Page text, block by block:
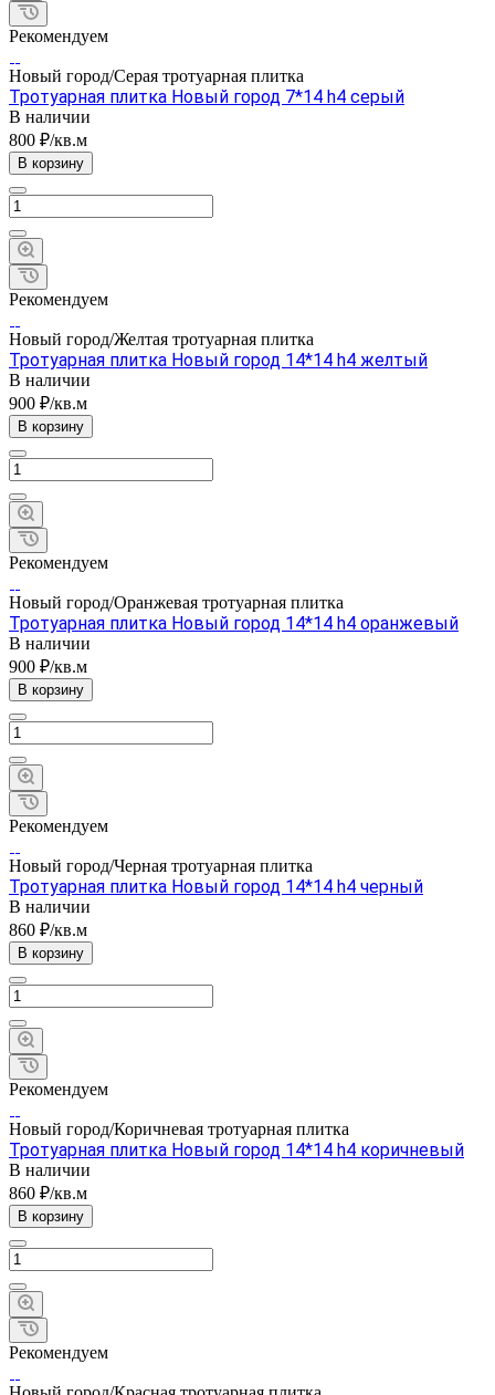
Рекомендуем
Новый город/Серая тротуарная плитка
Тротуарная плитка Новый город 7*14 h4 серый
В наличии
800 ₽/кв.м
В корзину
Рекомендуем
Новый город/Желтая тротуарная плитка
Тротуарная плитка Новый город 14*14 h4 желтый
В наличии
900 ₽/кв.м
В корзину
Рекомендуем
Новый город/Оранжевая тротуарная плитка
Тротуарная плитка Новый город 14*14 h4 оранжевый
В наличии
900 ₽/кв.м
В корзину
Рекомендуем
Новый город/Черная тротуарная плитка
Тротуарная плитка Новый город 14*14 h4 черный
В наличии
860 ₽/кв.м
В корзину
Рекомендуем
Новый город/Коричневая тротуарная плитка
Тротуарная плитка Новый город 14*14 h4 коричневый
В наличии
860 ₽/кв.м
В корзину
Рекомендуем